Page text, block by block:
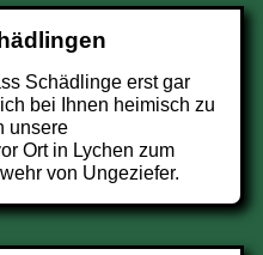
Schädlinge erst gar
bei Ihnen heimisch zu
unsere
Ort in Lychen zum
von Ungeziefer.